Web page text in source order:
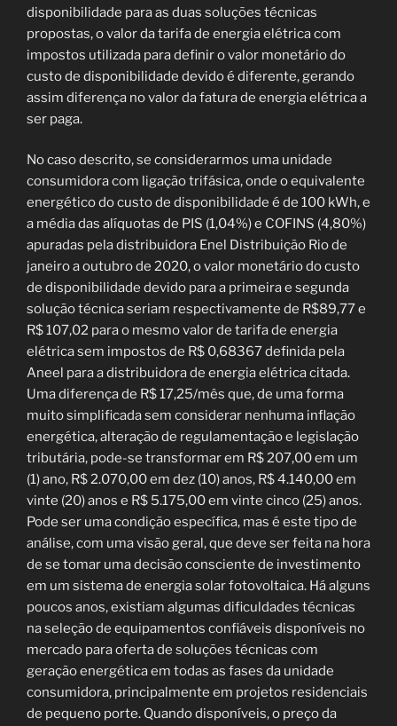
disponibilidade para as duas soluções técnicas
propostas, o valor da tarifa de energia elétrica com
impostos utilizada para definir o valor monetário do
custo de disponibilidade devido é diferente, gerando
assim diferença no valor da fatura de energia elétrica a
ser paga.
No caso descrito, se considerarmos uma unidade
consumidora com ligação trifásica, onde o equivalente
energético do custo de disponibilidade é de 100 kWh, e
a média das alíquotas de PIS (1,04%) e COFINS (4,80%)
apuradas pela distribuidora Enel Distribuição Rio de
janeiro a outubro de 2020, o valor monetário do custo
de disponibilidade devido para a primeira e segunda
solução técnica seriam respectivamente de R$89,77 e
R$ 107,02 para o mesmo valor de tarifa de energia
elétrica sem impostos de R$ 0,68367 definida pela
Aneel para a distribuidora de energia elétrica citada.
Uma diferença de R$ 17,25/mês que, de uma forma
muito simplificada sem considerar nenhuma inflação
energética, alteração de regulamentação e legislação
tributária, pode-se transformar em R$ 207,00 em um
(1) ano, R$ 2.070,00 em dez (10) anos, R$ 4.140,00 em
vinte (20) anos e R$ 5.175,00 em vinte cinco (25) anos.
Pode ser uma condição específica, mas é este tipo de
análise, com uma visão geral, que deve ser feita na hora
de se tomar uma decisão consciente de investimento
em um sistema de energia solar fotovoltaica. Há alguns
poucos anos, existiam algumas dificuldades técnicas
na seleção de equipamentos confiáveis disponíveis no
mercado para oferta de soluções técnicas com
geração energética em todas as fases da unidade
consumidora, principalmente em projetos residenciais
de pequeno porte. Quando disponíveis, o preço da